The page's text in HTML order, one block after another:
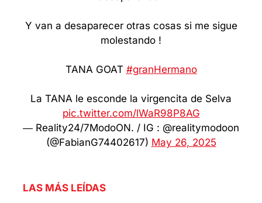
Y van a desaparecer otras cosas si me sigue
molestando !
TANA GOAT #granHermano
La TANA le esconde la virgencita de Selva
pic.twitter.com/lWaR98P8AG
— Reality24/7ModoON. / IG : @realitymodoon
(@FabianG74402617) May 26, 2025
LAS MÁS LEÍDAS